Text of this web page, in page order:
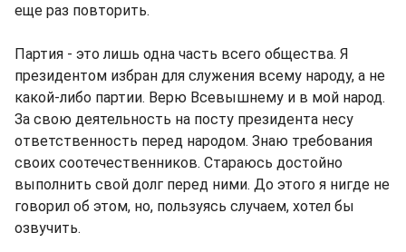
еще раз повторить.
Партия - это лишь одна часть всего общества. Я
президентом избран для служения всему народу, а не
какой-либо партии. Верю Всевышнему и в мой народ.
За свою деятельность на посту президента несу
ответственность перед народом. Знаю требования
своих соотечественников. Стараюсь достойно
выполнить свой долг перед ними. До этого я нигде не
говорил об этом, но, пользуясь случаем, хотел бы
озвучить.